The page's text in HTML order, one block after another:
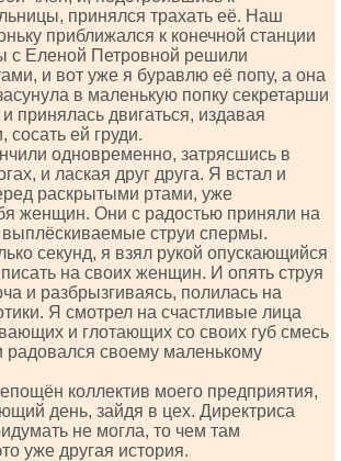
принялся трахать её. Наш
приближался к конечной станции
с Еленой Петровной решили
и вот уже я буравлю её попу, а она
в маленькую попку секретарши
принялась двигаться, издавая
сосать ей груди.
одновременно, затрясшись в
и лаская друг друга. Я встал и
раскрытыми ртами, уже
женщин. Они с радостью приняли на
струи спермы.
секунд, я взял рукой опускающийся
на своих женщин. И опять струя
и разбрызгиваясь, полилась на
Я смотрел на счастливые лица
и глотающих со своих губ смесь
своему маленькому
коллектив моего предприятия,
день, зайдя в цех. Директриса
не могла, то чем там
уже другая история.